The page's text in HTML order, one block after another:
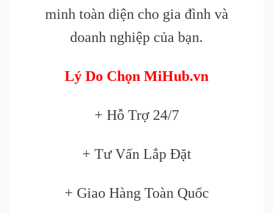
minh toàn diện cho gia đình và
doanh nghiệp của bạn.
Lý Do Chọn MiHub.vn
+ Hỗ Trợ 24/7
+ Tư Vấn Lắp Đặt
+ Giao Hàng Toàn Quốc